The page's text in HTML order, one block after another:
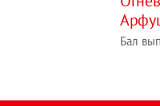
Бал